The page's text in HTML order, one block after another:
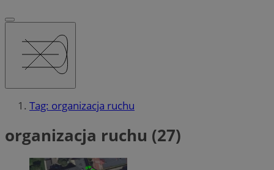
Tag: organizacja ruchu
organizacja ruchu (27)